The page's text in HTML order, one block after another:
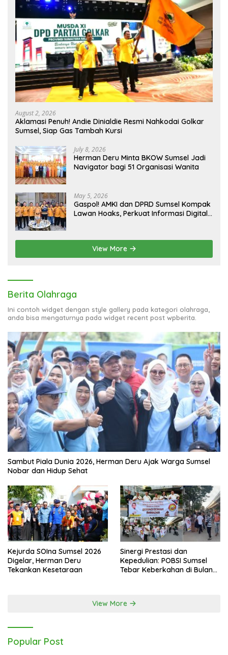
August 2, 2026
Aklamasi Penuh! Andie Dinialdie Resmi Nahkodai Golkar
Sumsel, Siap Gas Tambah Kursi
July 8, 2026
Herman Deru Minta BKOW Sumsel Jadi
Navigator bagi 51 Organisasi Wanita
May 5, 2026
Gaspol! AMKI dan DPRD Sumsel Kompak
Lawan Hoaks, Perkuat Informasi Digital
View More
Berita Olahraga
Ini contoh widget dengan style gallery pada kategori olahraga,
anda bisa mengaturnya pada widget recent post wpberita.
Sambut Piala Dunia 2026, Herman Deru Ajak Warga Sumsel
Nobar dan Hidup Sehat
Kejurda SOIna Sumsel 2026
Digelar, Herman Deru
Tekankan Kesetaraan
Sinergi Prestasi dan
Kepedulian: POBSI Sumsel
Tebar Keberkahan di Bulan
View More
Popular Post